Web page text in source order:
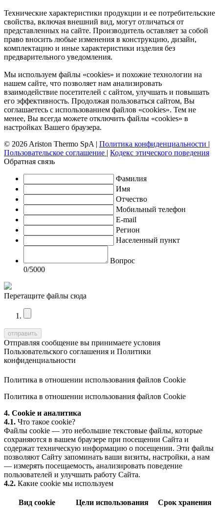
Технические характеристики продукции и ее потребительские
свойства, включая внешний вид, могут отличаться от
представленных на сайте. Производитель оставляет за собой
право вносить любые изменения в конструкцию, дизайн,
комплектацию и иные характеристики изделия без
предварительного уведомления.
Мы используем файлы «cookies» и похожие технологии на
нашем сайте, что позволяет нам анализировать
взаимодействие посетителей с сайтом, улучшать и повышать
его эффективность. Продолжая пользоваться сайтом, Вы
соглашаетесь с использованием файлов «cookies». Тем не
менее, Вы всегда можете отключить файлы «cookies» в
настройках Вашего браузера.
© 2026 Ariston Thermo SpA | Политика конфиденциальности |
Пользовательское соглашение | Кодекс этического поведения
Обратная связь
Фамилия
Имя
Отчество
Мобильный телефон
E-mail
Регион
Населенный пункт
Вопрос
0/5000
Перетащите файлы сюда
Отправляя сообщение вы принимаете условия
Пользовательского соглашения и Политики
конфиденциальности
Политика в отношении использования файлов Cookie
Политика в отношении использования файлов Cookie
4. Cookie и аналитика
4.1. Что такое cookie?
Файлы cookie — это небольшие текстовые файлы, которые
сохраняются в вашем браузере при посещении Сайта и
содержат техническую информацию о посещении. Эти файлы
позволяют Сайту запоминать ваши визиты, настройки, а нам
— измерять посещаемость, анализировать поведение
пользователей и улучшать работу Сайта.
4.2. Какие cookie мы используем
Вид cookie Цели использования Срок хранения